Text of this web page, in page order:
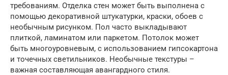
требованиям. Отделка стен может быть выполнена с
помощью декоративной штукатурки, краски, обоев с
необычным рисунком. Пол часто выкладывают
плиткой, ламинатом или паркетом. Потолок может
быть многоуровневым, с использованием гипсокартона
и точечных светильников. Необычные текстуры –
важная составляющая авангардного стиля.